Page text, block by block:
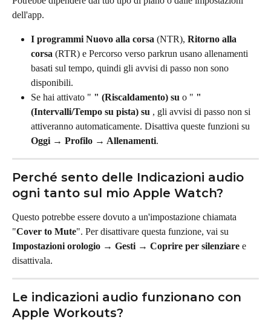
dell'app.
I programmi Nuovo alla corsa (NTR), Ritorno alla
corsa (RTR) e Percorso verso parkrun usano allenamenti
basati sul tempo, quindi gli avvisi di passo non sono
disponibili.
Se hai attivato " " (Riscaldamento) su o " "
(Intervalli/Tempo su pista) su , gli avvisi di passo non si
attiveranno automaticamente. Disattiva queste funzioni su
Oggi → Profilo → Allenamenti.
Perché sento delle Indicazioni audio
ogni tanto sul mio Apple Watch?
Questo potrebbe essere dovuto a un'impostazione chiamata
"Cover to Mute". Per disattivare questa funzione, vai su
Impostazioni orologio → Gesti → Coprire per silenziare e
disattivala.
Le indicazioni audio funzionano con
Apple Workouts?